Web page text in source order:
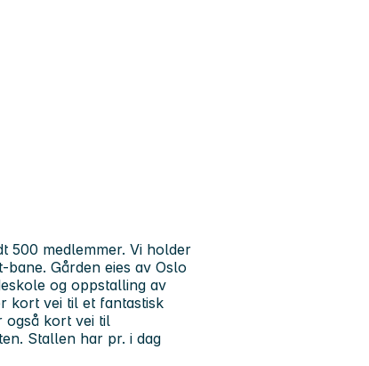
500 medlemmer. Vi holder
Gården eies av Oslo
og oppstalling av
kort vei til et fantastisk
også kort vei til
Stallen har pr. i dag